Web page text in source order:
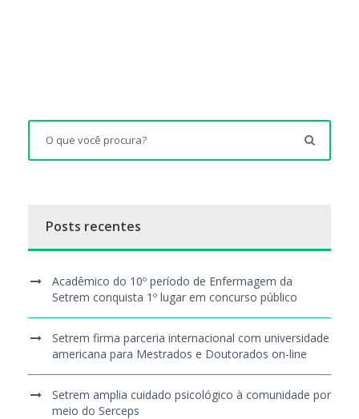
Posts recentes
Acadêmico do 10º período de Enfermagem da
Setrem conquista 1º lugar em concurso público
Setrem firma parceria internacional com universidade
americana para Mestrados e Doutorados on-line
Setrem amplia cuidado psicológico à comunidade por
meio do Serceps